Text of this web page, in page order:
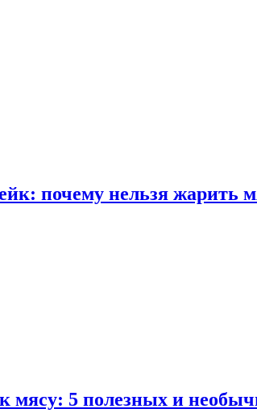
почему нельзя жарить
мясу: 5 полезных и